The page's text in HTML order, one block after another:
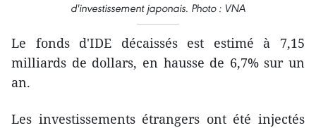
d'investissement japonais. Photo : VNA
Le fonds d'IDE décaissés est estimé à 7,15
milliards de dollars, en hausse de 6,7% sur un
an.
Les investissements étrangers ont été injectés